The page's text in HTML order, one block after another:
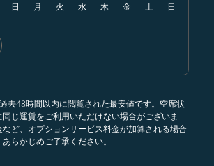
日 月 火 水 木 金 土 日
去48時間以内に閲覧された最安値です。空席状
じ運賃をご利用いただけない場合がございま
ど、オプションサービス料金が加算される場合
らかじめご了承ください。